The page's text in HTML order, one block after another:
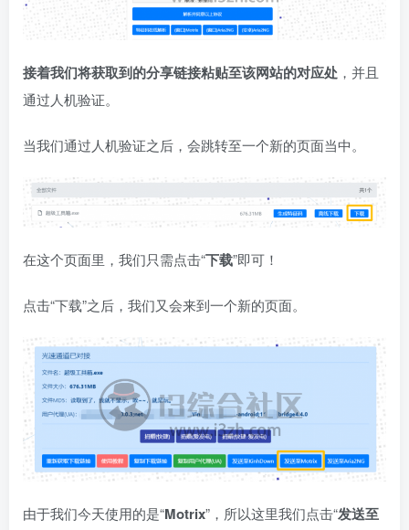
接着我们将获取到的分享链接粘贴至该网站的对应处 ，并且
通过人机验证。
当我们通过人机验证之后，会跳转至一个新的页面当中。
在这个页面里，我们只需点击“下载”即可！
点击“下载”之后，我们又会来到一个新的页面。
由于我们今天使用的是“Motrix”，所以这里我们点击“发送至